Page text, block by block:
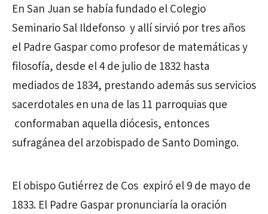
En San Juan se había fundado el Colegio
Seminario Sal Ildefonso y allí sirvió por tres años
el Padre Gaspar como profesor de matemáticas y
filosofía, desde el 4 de julio de 1832 hasta
mediados de 1834, prestando además sus servicios
sacerdotales en una de las 11 parroquias que
conformaban aquella diócesis, entonces
sufragánea del arzobispado de Santo Domingo.
El obispo Gutiérrez de Cos expiró el 9 de mayo de
1833. El Padre Gaspar pronunciaría la oración